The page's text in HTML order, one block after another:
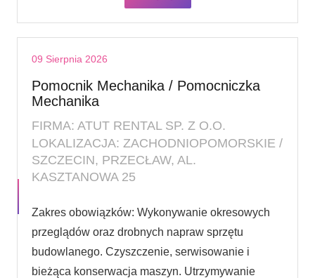
09 Sierpnia 2026
Pomocnik Mechanika / Pomocniczka
Mechanika
FIRMA: ATUT RENTAL SP. Z O.O.
LOKALIZACJA: ZACHODNIOPOMORSKIE /
SZCZECIN, PRZECŁAW, AL.
KASZTANOWA 25
Zakres obowiązków: Wykonywanie okresowych
przeglądów oraz drobnych napraw sprzętu
budowlanego. Czyszczenie, serwisowanie i
bieżąca konserwacja maszyn. Utrzymywanie